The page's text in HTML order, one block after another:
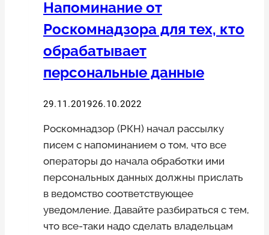
Напоминание от
Роскомнадзора для тех, кто
обрабатывает
персональные данные
29.11.201926.10.2022
Роскомнадзор (РКН) начал рассылку
писем с напоминанием о том, что все
операторы до начала обработки ими
персональных данных должны прислать
в ведомство соответствующее
уведомление. Давайте разбираться с тем,
что все-таки надо сделать владельцам